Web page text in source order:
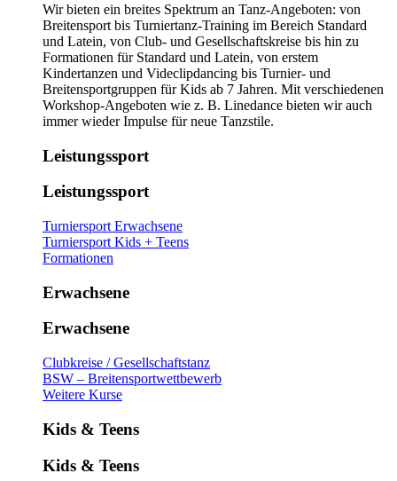
Wir bieten ein breites Spektrum an Tanz-Angeboten: von
Breitensport bis Turniertanz-Training im Bereich Standard
und Latein, von Club- und Gesellschaftskreise bis hin zu
Formationen für Standard und Latein, von erstem
Kindertanzen und Videclipdancing bis Turnier- und
Breitensportgruppen für Kids ab 7 Jahren. Mit verschiedenen
Workshop-Angeboten wie z. B. Linedance bieten wir auch
immer wieder Impulse für neue Tanzstile.
Leistungssport
Leistungssport
Turniersport Erwachsene
Turniersport Kids + Teens
Formationen
Erwachsene
Erwachsene
Clubkreise / Gesellschaftstanz
BSW – Breitensportwettbewerb
Weitere Kurse
Kids & Teens
Kids & Teens